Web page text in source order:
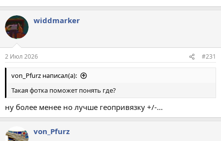
widdmarker
2 Июл 2026 #231
von_Pfurz написал(а):
Такая фотка поможет понять где?
ну более менее но лучше геопривязку +/-...
von_Pfurz